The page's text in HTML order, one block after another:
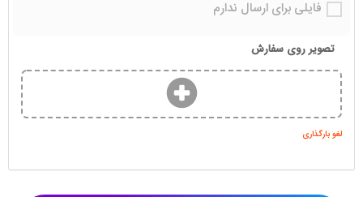
فایلی برای ارسال ندارم
تصویر روی سفارش
لغو بارگذاری